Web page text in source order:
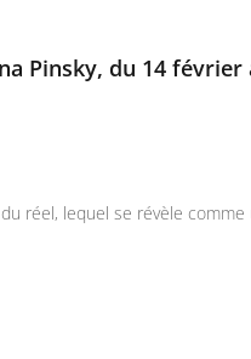
Pinsky, du 14 février
réel, lequel se révèle comme